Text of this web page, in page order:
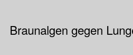
Braunalgen gegen